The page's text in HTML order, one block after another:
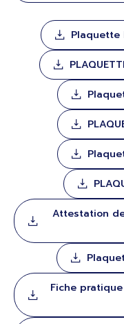
Plaquette
Attestation
Fiche